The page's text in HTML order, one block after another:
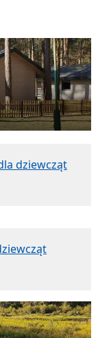
dziewcząt